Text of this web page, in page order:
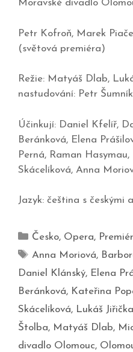
Moravské divadlo
Petr Kofroň, Marek
(světová premiéra)
Režie: Matyáš Dlab,
nastudování: Petr Šumník
Účinkují: Daniel Kfelíř,
Beránková, Elena
Perná, Raman
Skácelíková, Anna
Jazyk: čeština s českými
Česko, Opera,
Anna Moriová,
Daniel Klánský, Elena
Beránková, Kateřina
Skácelíková, Lukáš Jiřička
Štolba, Matyáš Dlab,
divadlo Olomouc,